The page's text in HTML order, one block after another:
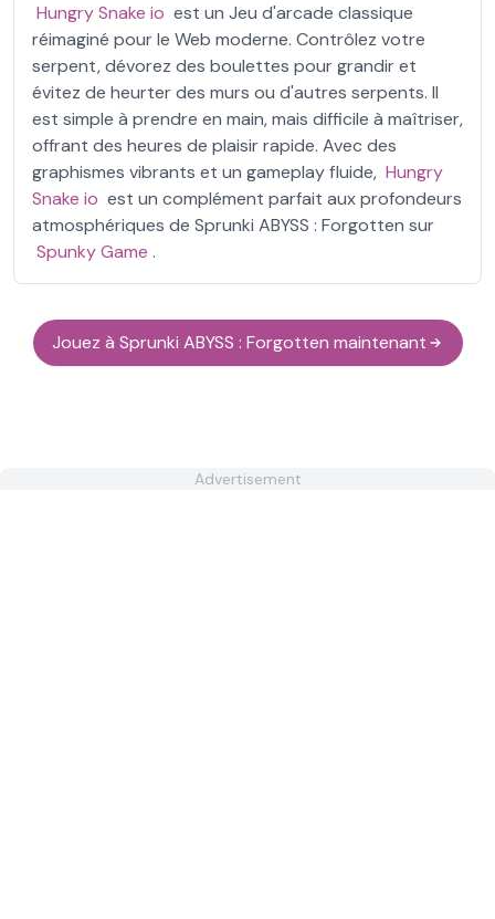
Hungry Snake io est un Jeu d'arcade classique
réimaginé pour le Web moderne. Contrôlez votre
serpent, dévorez des boulettes pour grandir et
évitez de heurter des murs ou d'autres serpents. Il
est simple à prendre en main, mais difficile à maîtriser,
offrant des heures de plaisir rapide. Avec des
graphismes vibrants et un gameplay fluide, Hungry
Snake io est un complément parfait aux profondeurs
atmosphériques de Sprunki ABYSS : Forgotten sur
Spunky Game .
Jouez à Sprunki ABYSS : Forgotten maintenant
Advertisement